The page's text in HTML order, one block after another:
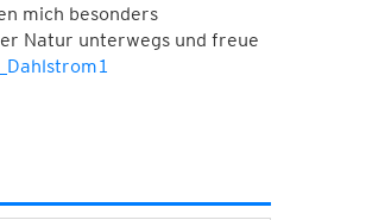
mich besonders
Natur unterwegs und freue